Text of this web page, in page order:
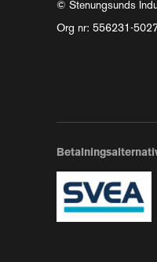
© Stenungsunds
Org nr: 556231-5027